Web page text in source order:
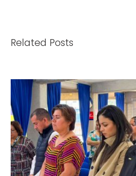
Related Posts